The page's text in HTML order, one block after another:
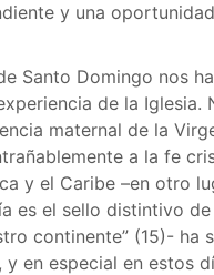
y una oportunidad
Santo Domingo nos
de la Iglesia.
maternal de la
a la fe
y el Caribe –en otro
es el sello distintivo de
continente” (15)- ha
y en especial en estos